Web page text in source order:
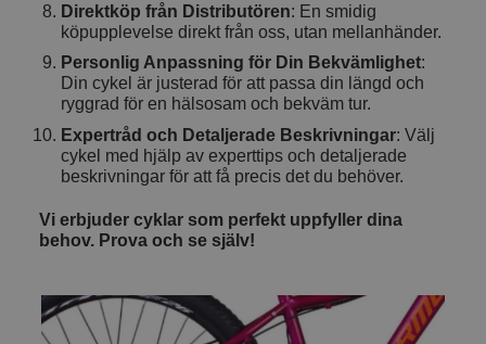
Direktköp från Distributören: En smidig
köpupplevelse direkt från oss, utan mellanhänder.
Personlig Anpassning för Din Bekvämlighet:
Din cykel är justerad för att passa din längd och
ryggrad för en hälsosam och bekväm tur.
Expertråd och Detaljerade Beskrivningar: Välj
cykel med hjälp av experttips och detaljerade
beskrivningar för att få precis det du behöver.
Vi erbjuder cyklar som perfekt uppfyller dina
behov. Prova och se själv!